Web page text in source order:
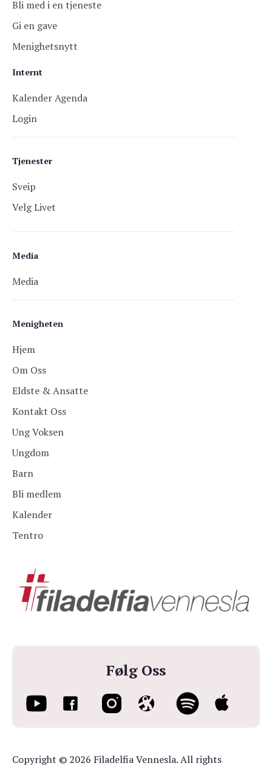
Følg Oss
Menigheten
Hjem
Om Oss
Eldste & Ansatte
Kontakt Oss
Ung Voksen
Ungdom
Barn
Bli medlem
Kalender
Tentro
Tjenester
Sveip
Velg Livet
Media
Media
Bli med i en tjeneste
Gi en gave
Menighetsnytt
Internt
Kalender Agenda
Login
Copyright © 2026 Filadelfia Vennesla. All rights